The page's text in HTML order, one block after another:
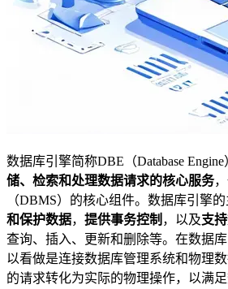
数据库引擎简称DBE（Database
储、检索和处理数据请求的核心服务
（DBMS）的核心组件。数据库引擎
和保护数据， 提供事务控制 ，以及支
查询、插入、更新和删除等。在数据
以看做是连接数据库管理系统和物理
的请求转化为实际的物理操作，以满